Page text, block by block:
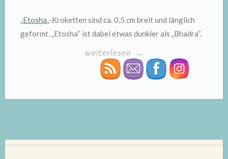
„Etosha„-Kroketten sind ca. 0,5 cm breit und länglich
geformt. „Etosha“ ist dabei etwas dunkler als „Bhadra“.
„Wildcat
Produkttest“
weiterlesen →